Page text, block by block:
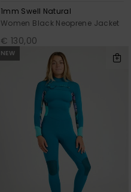
1mm Swell Natural
Women Black Neoprene Jacket
€ 130,00
NEW